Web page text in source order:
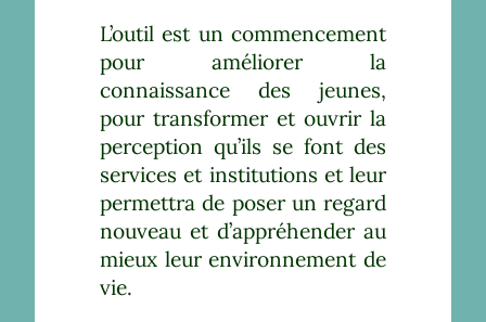
L’outil est un commencement
pour améliorer la
connaissance des jeunes,
pour transformer et ouvrir la
perception qu’ils se font des
services et institutions et leur
permettra de poser un regard
nouveau et d’appréhender au
mieux leur environnement de
vie.